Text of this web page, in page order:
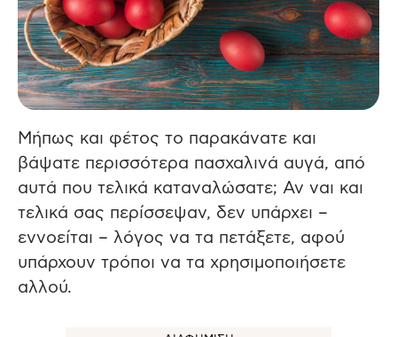
Μήπως και φέτος το παρακάνατε και
βάψατε περισσότερα πασχαλινά αυγά, από
αυτά που τελικά καταναλώσατε; Αν ναι και
τελικά σας περίσσεψαν, δεν υπάρχει –
εννοείται – λόγος να τα πετάξετε, αφού
υπάρχουν τρόποι να τα χρησιμοποιήσετε
αλλού.